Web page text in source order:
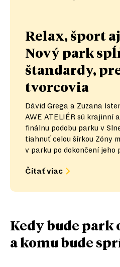
Relax, šport
Nový park
štandardy,
tvorcovia
Dávid Grega a Zuzana
AWE ATELIÉR sú
finálnu podobu parku v
tiahnuť celou šírkou Zóny
v parku po dokončení jeho
Čítať viac
Kedy bude park
a komu bude